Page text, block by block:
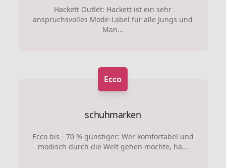
Hackett Outlet: Hackett ist ein sehr
anspruchsvolles Mode-Label für alle Jungs und
Män...
Ecco
schuhmarken
Ecco bis - 70 % günstiger: Wer komfortabel und
modisch durch die Welt gehen möchte, hä...